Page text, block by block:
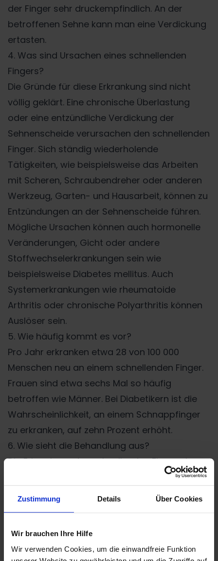
Zustimmung Details Über Cookies
Wir brauchen Ihre Hilfe
Wir verwenden Cookies, um die einwandfreie Funktion
der Finger sehr druckempfindlich. An der
betroffenen Sehne kann man eine Verdickung
ertasten.
4. Was sind Ursachen eines schnellenden
Fingers?
Die Gründe für diese Erkrankung sind nicht
völlig geklärt. Eine chronische Überlastung
oder eine entzündliche Verdickung der
Sehnenscheide verursachen den schnellenden
Finger. Sich ständig wiederholende
Tätigkeiten, wie beispielsweise das Arbeiten
mit Scheren, Schraubendreher oder anderen
Werkzeug, Garten- und Hausarbeit, können zu
Entzündungen an der Sehnenscheide führen.
Mögliche Ursachen können auch hormonelle
Veränderungen, Gicht oder andere
Stoffwechselerkrankungen sein wie
beispielsweise Diabetes mellitus. Auch
Systemerkrankungen wie rheumatoide
Arthritis oder chronische Polyarthritis können
Auslöser sein.
5. Wie häufig kommt es vor?
Pro Jahr erkranken etwa 28 von 100 000
Menschen neu an einem schnellenden Finger.
Frauen sind etwa sechs Mal so häufig
betroffen wie Männer. Bei Diabetikern ist die
Wahrscheinlichkeit, an einem Schnappfinger
zu erkranken, auf zehn Prozent erhöht.
6. Wie sieht die Behandlung aus?
Die Erkrankung des schnellenden Fingers kann
konservativ oder chirurgisch behandelt
werden. Je nach Phase und Schwere der
Schnappfinger erst seit kurzem besteht, kann
abgewartet werden, ob ein eventuell